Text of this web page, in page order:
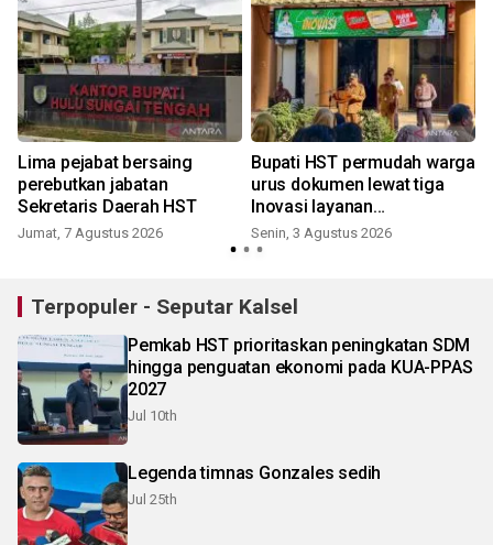
Lima pejabat bersaing
perebutkan jabatan
Sekretaris Daerah HST
Jumat, 7 Agustus 2026
Bupati HST permudah warga
urus dokumen lewat tiga
Inovasi layanan
kependudukan
Senin, 3 Agustus 2026
Terpopuler - Seputar Kalsel
Pemkab HST prioritaskan peningkatan SDM
hingga penguatan ekonomi pada KUA-PPAS
2027
Jul 10th
Legenda timnas Gonzales sedih
Jul 25th